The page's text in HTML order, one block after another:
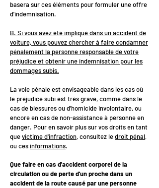
basera sur ces éléments pour formuler une offre
d'indemnisation.
B. Si vous avez été impliqué dans un accident de
voiture, vous pouvez chercher à faire condamner
pénalement la personne responsable de votre
préjudice et obtenir une indemnisation pour les
dommages subis.
La voie pénale est envisageable dans les cas où
le préjudice subi est très grave, comme dans le
cas de blessures ou d'homicide involontaire, ou
encore en cas de non-assistance à personne en
danger. Pour en savoir plus sur vos droits en tant
quevictime d'infraction, consultez ledroit pénal,
ou ces informations.
Que faire en cas d'accident corporel de la
circulation ou de perte d'un proche dans un
accident de la route causé par une personne